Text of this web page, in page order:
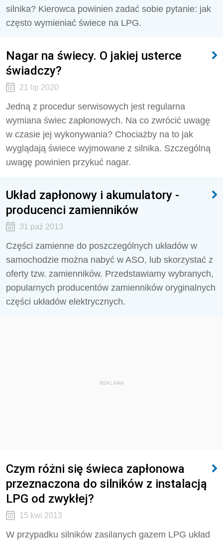
silnika? Kierowca powinien zadać sobie pytanie: jak
często wymieniać świece na LPG.
Nagar na świecy. O jakiej usterce
świadczy?
21 lip 2020
Jedną z procedur serwisowych jest regularna
wymiana świec zapłonowych. Na co zwrócić uwagę
w czasie jej wykonywania? Chociażby na to jak
wyglądają świece wyjmowane z silnika. Szczególną
uwagę powinien przykuć nagar.
Układ zapłonowy i akumulatory -
producenci zamienników
31 paź 2013
Części zamienne do poszczególnych układów w
samochodzie można nabyć w ASO, lub skorzystać z
oferty tzw. zamienników. Przedstawiamy wybranych,
popularnych producentów zamienników oryginalnych
części układów elektrycznych.
REKLAMA
Czym różni się świeca zapłonowa
przeznaczona do silników z instalacją
LPG od zwykłej?
15 kwi 2013
W przypadku silników zasilanych gazem LPG układ